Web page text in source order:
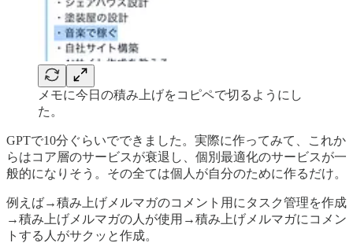
メモに今日の積み上げをコピペで切るようにし
た。
GPTで10分ぐらいでできました。実際に作ってみて、これか
らはコア層のサービスが衰退し、個別最適化のサービスが一
般的になりそう。その全ては個人が自分のために作るだけ。
例えば→積み上げメルマガのコメント用にタスク管理を作成
→積み上げメルマガの人が使用→積み上げメルマガにコメン
トする人がサクッと作成。